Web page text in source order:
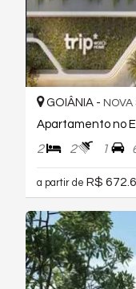
GOIÂNIA - NOVA
Apartamento no
2 2 1
a partir de R$